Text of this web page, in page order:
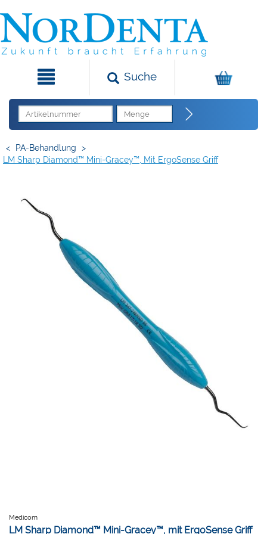
Suche
< PA-Behandlung
>
LM Sharp Diamond™ Mini-Gracey™, Mit ErgoSense Griff
Medicom
LM Sharp Diamond™ Mini-Gracey™, mit ErgoSense Griff